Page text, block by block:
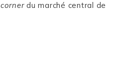
corner du marché central de